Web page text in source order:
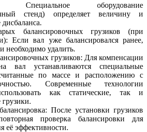
Специальное оборудование
стенд) определяет величину и
балансировочных грузиков (при
Если вал уже балансировался ранее,
необходимо удалить.
грузиков: Для компенсации
вал устанавливаются специальные
по массе и расположению с
Современные технологии
как статические, так и
После установки грузиков
проверка балансировки для
её эффективности.